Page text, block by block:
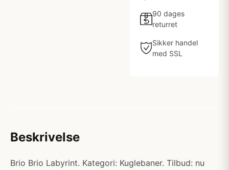
90 dages
returret
Sikker handel
med SSL
Beskrivelse
Brio Brio Labyrint. Kategori: Kuglebaner. Tilbud: nu